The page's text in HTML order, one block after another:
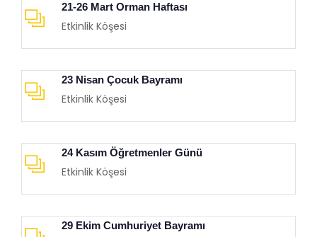
21-26 Mart Orman Haftası
Etkinlik Köşesi
23 Nisan Çocuk Bayramı
Etkinlik Köşesi
24 Kasım Öğretmenler Günü
Etkinlik Köşesi
29 Ekim Cumhuriyet Bayramı